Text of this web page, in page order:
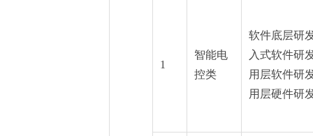
1
智能电
控类
软件底层研
入式软件研
用层软件研
用层硬件研